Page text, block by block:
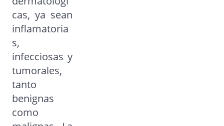
cas, ya sean
inflamatoria
s,
infecciosas y
tumorales,
tanto
benignas
como